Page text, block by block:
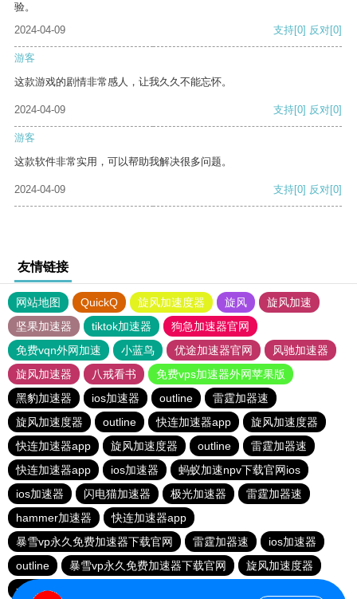
验。
2024-04-09
支持[0] 反对[0]
游客
这款游戏的剧情非常感人，让我久久不能忘怀。
2024-04-09 支持[0] 反对[0]
游客
这款软件非常实用，可以帮助我解决很多问题。
2024-04-09 支持[0] 反对[0]
友情链接
网站地图 QuickQ 旋风加速度器 旋风
旋风加速
坚果加速器
tiktok加速器
狗急加速器官网
免费vqn外网加速
小蓝鸟 优途加速器官网
风驰加速器
旋风加速器
八戒看书
免费vps加速器外网苹果版
黑豹加速器
ios加速器 outline
雷霆加器速
旋风加速度器
outline 快连加速器app
旋风加速度器
快连加速器app
旋风加速度器 outline
雷霆加器速
快连加速器app
ios加速器
蚂蚁加速npv下载官网ios
ios加速器
闪电猫加速器 极光加速器
雷霆加器速
hammer加速器
快连加速器app
暴雪vp永久免费加速器下载官网
雷霆加器速
ios加速器
outline
暴雪vp永久免费加速器下载官网
旋风加速度器
一元机场